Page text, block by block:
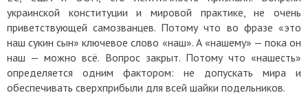
украинской конституции и мировой практике, не очень
приветствующей самозванцев. Потому что во фразе «это
наш сукин сын» ключевое слово «наш». А «нашему» — пока он
наш — можно всё. Вопрос закрыт. Потому что «нашесть»
определяется одним фактором: не допускать мира и
обеспечивать сверхприбыли для всей шайки подельников.